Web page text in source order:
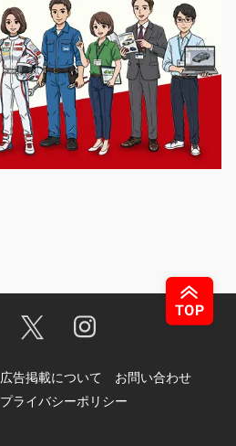
広告掲載について
お問い合わせ
プライバシーポリシー